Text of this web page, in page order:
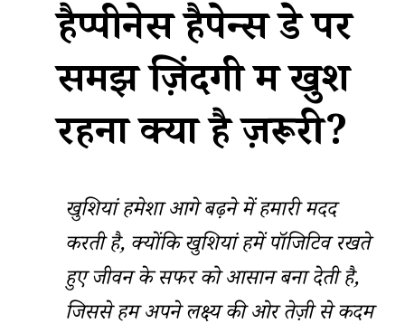
हैप्पीनेस हैपेन्स डे पर
समझें ज़िंदगी में खुश
रहना क्यों है ज़रूरी?
खुशियां हमेशा आगे बढ़ने में हमारी मदद
करती है, क्योंकि खुशियां हमें पॉजिटिव रखते
हुए जीवन के सफर को आसान बना देती है,
जिससे हम अपने लक्ष्य की ओर तेज़ी से कदम